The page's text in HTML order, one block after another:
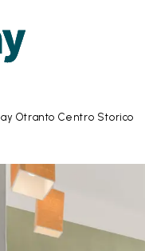
Otranto Centro Storico